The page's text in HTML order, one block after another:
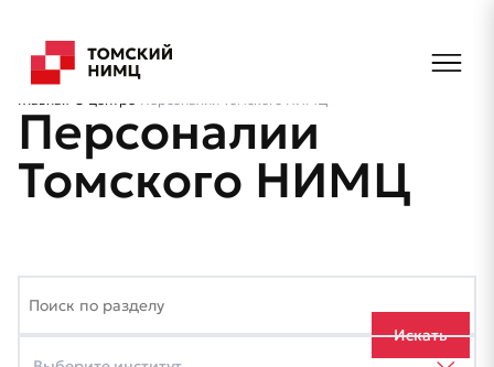
Главная О центре Персоналии Томского НИМЦ
Персоналии
Томского НИМЦ
Искать